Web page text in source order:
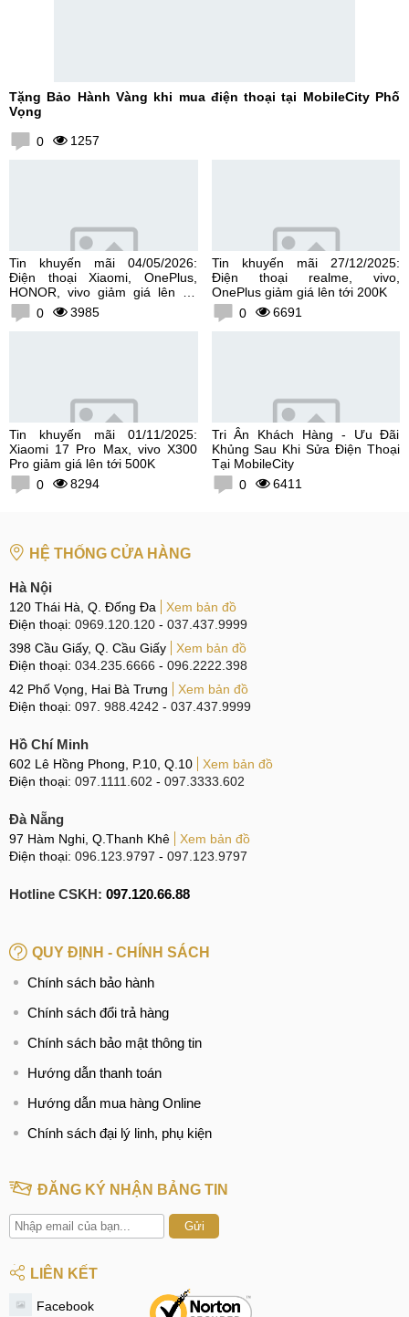
Tặng Bảo Hành Vàng khi mua điện thoại tại MobileCity Phố
Vọng
0 1257
Tin khuyến mãi 04/05/2026:
Điện thoại Xiaomi, OnePlus,
HONOR, vivo giảm giá lên tới
300K0 3985
Tin khuyến mãi 27/12/2025:
Điện thoại realme, vivo,
OnePlus giảm giá lên tới 200K
0
6691
Tin khuyến mãi 01/11/2025:
Xiaomi 17 Pro Max, vivo X300
Pro giảm giá lên tới 500K
0
8294
Tri Ân Khách Hàng - Ưu Đãi
Khủng Sau Khi Sửa Điện Thoại
Tại MobileCity
0
6411
HỆ THỐNG CỬA HÀNG
Hà Nội
120 Thái Hà, Q. Đống Đa
Xem bản đồ
Điện thoại: 0969.120.120 - 037.437.9999
398 Cầu Giấy, Q. Cầu Giấy
Xem bản đồ
Điện thoại: 034.235.6666 - 096.2222.398
42 Phố Vọng, Hai Bà Trưng
Xem bản đồ
Điện thoại: 097. 988.4242 - 037.437.9999
Hồ Chí Minh
602 Lê Hồng Phong, P.10, Q.10
Xem bản đồ
Điện thoại: 097.1111.602 - 097.3333.602
Đà Nẵng
97 Hàm Nghi, Q.Thanh Khê
Xem bản đồ
Điện thoại: 096.123.9797 - 097.123.9797
Hotline CSKH: 097.120.66.88
QUY ĐỊNH - CHÍNH SÁCH
Chính sách bảo hành
Chính sách đổi trả hàng
Chính sách bảo mật thông tin
Hướng dẫn thanh toán
Hướng dẫn mua hàng Online
Chính sách đại lý linh, phụ kiện
ĐĂNG KÝ NHẬN BẢNG TIN
Gửi
LIÊN KẾT
Facebook